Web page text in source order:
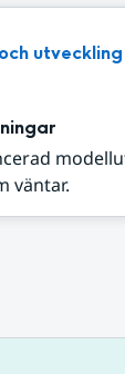
utveckling
väntar.